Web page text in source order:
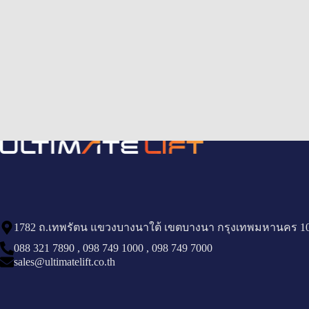
1782 ถ.เทพรัตน แขวงบางนาใต้ เขตบางนา กรุงเทพมหานคร
088 321 7890 , 098 749 1000 , 098 749 7000
sales@ultimatelift.co.th